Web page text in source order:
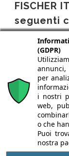
FISCHER
seguenti
Attrezzature
Utensili
Martelli
Cantiere
Ponteggi
(GDPR)
per
i nostri
web,
o che
Puoi
nostra